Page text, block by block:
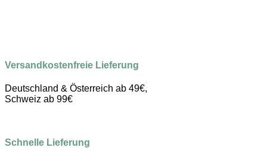
Versandkostenfreie Lieferung
Deutschland & Österreich ab 49€,
Schweiz ab 99€
Schnelle Lieferung